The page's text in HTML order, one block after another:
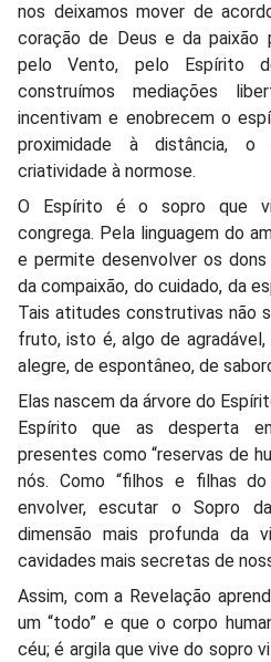
nos deixamos mover de
coração de Deus e da paixão
pelo Vento, pelo Espírito
construímos mediações
incentivam e enobrecem o
proximidade à distância, o
criatividade à normose.
O Espírito é o sopro que
congrega. Pela linguagem do
e permite desenvolver os dons
da compaixão, do cuidado, da
Tais atitudes construtivas não
fruto, isto é, algo de
alegre, de espontâneo, de
Elas nascem da árvore do
Espírito que as desperta
presentes como “reservas de
nós. Como “filhos e filhas
envolver, escutar o Sopro
dimensão mais profunda da
cavidades mais secretas de
Assim, com a Revelação
um “todo” e que o corpo
céu; é argila que vive do sopro